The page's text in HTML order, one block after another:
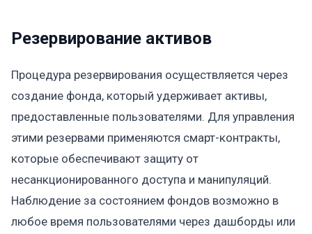
Резервирование активов
Процедура резервирования осуществляется через
создание фонда, который удерживает активы,
предоставленные пользователями. Для управления
этими резервами применяются смарт-контракты,
которые обеспечивают защиту от
несанкционированного доступа и манипуляций.
Наблюдение за состоянием фондов возможно в
любое время пользователями через дашборды или